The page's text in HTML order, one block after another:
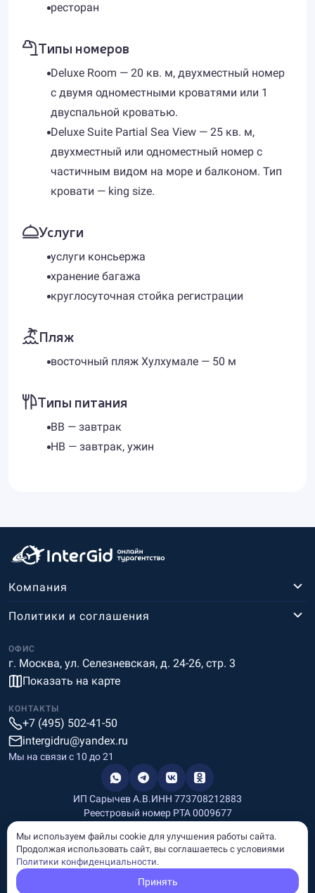
ресторан
Типы номеров
Deluxe Room — 20 кв. м, двухместный номер
с двумя одноместными кроватями или 1
двуспальной кроватью.
Deluxe Suite Partial Sea View — 25 кв. м,
двухместный или одноместный номер с
частичным видом на море и балконом. Тип
кровати — king size.
Услуги
услуги консьержа
хранение багажа
круглосуточная стойка регистрации
Пляж
восточный пляж Хулхумале — 50 м
Типы питания
BB — завтрак
HB — завтрак, ужин
Компания
ОФИС
г. Москва, ул. Селезневская, д. 24-26, стр. 3
Показать на карте
Политики и соглашения
КОНТАКТЫ
+7 (495) 502-41-50
intergidru@yandex.ru
Мы на связи c 10 до 21
ИП Сарычев А.В.ИНН 773708212883
Реестровый номер РТА 0009677
Информация, размещённая на сайте, носит информационный
характер и не является рекламой и публичной офертой.
Мы используем файлы cookie для улучшения работы сайта.
Продолжая использовать сайт, вы соглашаетесь с условиями
Политики конфиденциальности.
Принять